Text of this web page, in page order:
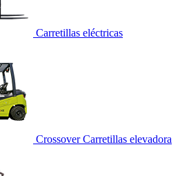
Carretillas eléctricas
Crossover Carretillas elevadora